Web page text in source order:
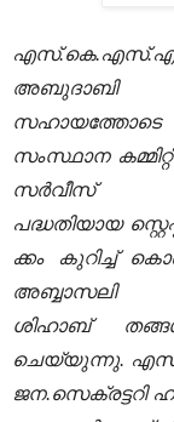
അബുദാബി
സംസ്ഥാന
പദ്ധതിയായ
ക്കം കുറിച്ച്
അബ്ബാസലി
ശിഹാബ്
ചെയ്യുന്നു.
ജന.സെക്രട്ടറി